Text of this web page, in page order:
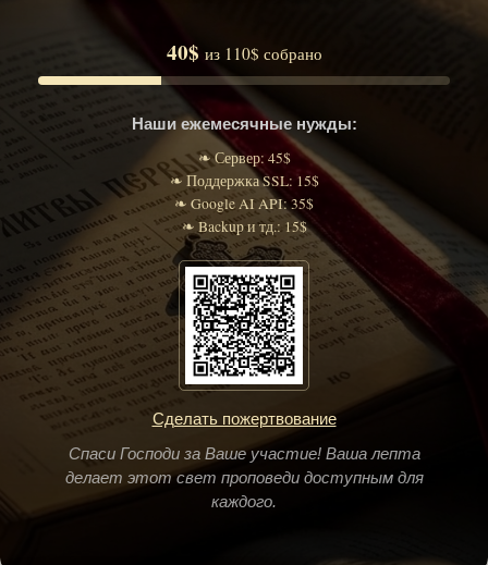
40$ из 110$ собрано
Наши ежемесячные нужды:
❧ Сервер: 45$
❧ Поддержка SSL: 15$
❧ Google AI API: 35$
❧ Backup и тд.: 15$
Сделать пожертвование
Спаси Господи за Ваше участие! Ваша лепта
делает этот свет проповеди доступным для
каждого.